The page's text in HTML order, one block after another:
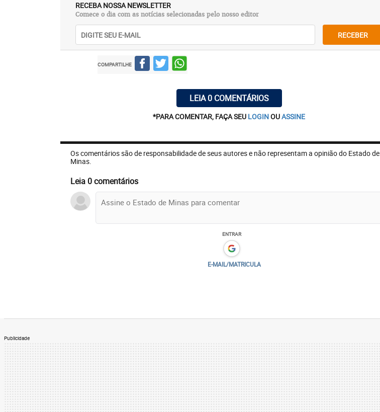
RECEBA NOSSA NEWSLETTER
Comece o dia com as notícias selecionadas pelo nosso editor
RECEBER
COMPARTILHE
LEIA 0 COMENTÁRIOS
*PARA COMENTAR, FAÇA SEU LOGINOUASSINE
Os comentários são de responsabilidade de seus autores e não representam a opinião do Estado de
Minas.
Leia 0 comentários
ENTRAR
E-MAIL/MATRICULA
Publicidade